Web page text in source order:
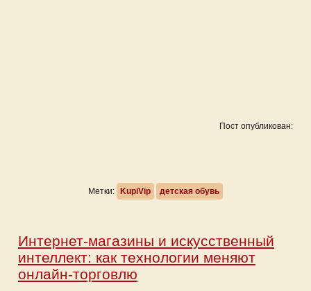
Пост опубликован:
Метки: KupiVip детская обувь
Интернет-магазины и искусственный
интеллект: как технологии меняют
онлайн-торговлю